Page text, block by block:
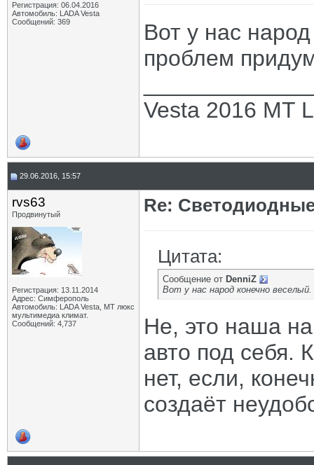
Регистрация: 06.04.2016
Автомобиль: LADA Vesta
Сообщений: 369
Вот у нас
проблем
Vesta 2016 MT
29.06.2016, 15:57
rvs63
Продвинутый
Регистрация: 13.11.2014
Адрес: Симферополь
Автомобиль: LADA Vesta, МТ люкс
мультимедиа климат.
Сообщений: 4,737
Re:
Цитата:
Сообщение от DenniZ
Вот у нас народ конечно
Не, это наша
авто под себя.
нет, если,
создаёт